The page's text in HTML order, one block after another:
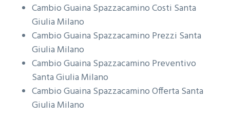
Cambio Guaina Spazzacamino Costi Santa
Giulia Milano
Cambio Guaina Spazzacamino Prezzi Santa
Giulia Milano
Cambio Guaina Spazzacamino Preventivo
Santa Giulia Milano
Cambio Guaina Spazzacamino Offerta Santa
Giulia Milano